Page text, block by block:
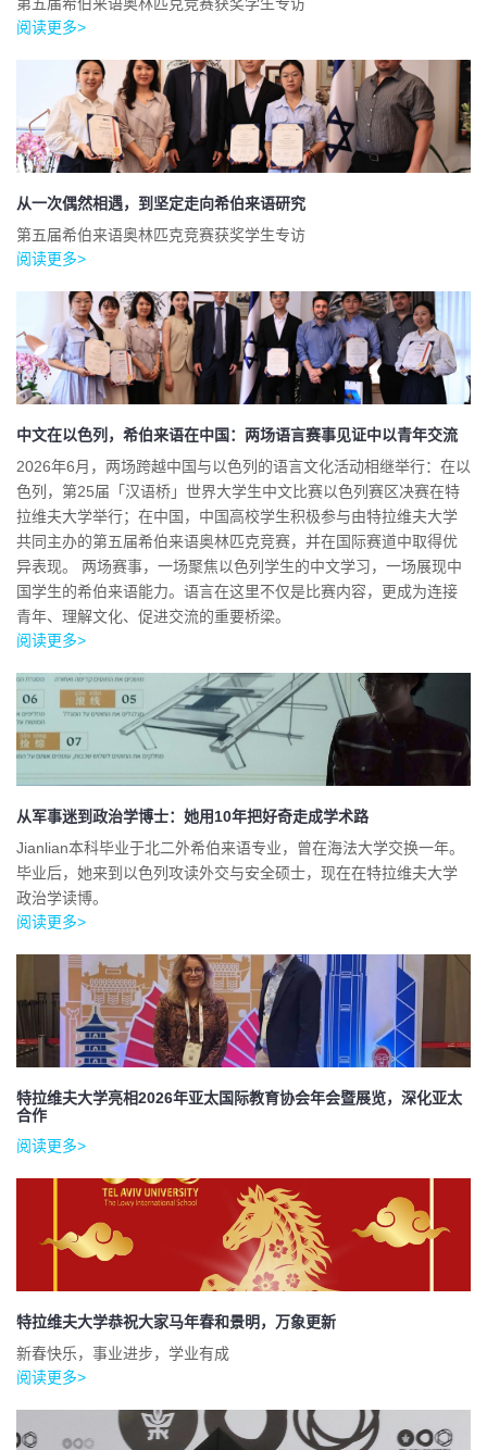
阅读更多>
从一次偶然相遇，到坚定走向希伯来语研究
第五届希伯来语奥林匹克竞赛获奖学生专访
阅读更多>
中文在以色列，希伯来语在中国：两场语言赛事见证中以青年交流
2026年6月，两场跨越中国与以色列的语言文化活动相继举行：在以
色列，第25届「汉语桥」世界大学生中文比赛以色列赛区决赛在特
拉维夫大学举行；在中国，中国高校学生积极参与由特拉维夫大学
共同主办的第五届希伯来语奥林匹克竞赛，并在国际赛道中取得优
异表现。 两场赛事，一场聚焦以色列学生的中文学习，一场展现中
国学生的希伯来语能力。语言在这里不仅是比赛内容，更成为连接
青年、理解文化、促进交流的重要桥梁。
阅读更多>
从军事迷到政治学博士：她用10年把好奇走成学术路
Jianlian本科毕业于北二外希伯来语专业，曾在海法大学交换一年。
毕业后，她来到以色列攻读外交与安全硕士，现在在特拉维夫大学
政治学读博。
阅读更多>
特拉维夫大学亮相2026年亚太国际教育协会年会暨展览，深化亚太
合作
阅读更多>
特拉维夫大学恭祝大家马年春和景明，万象更新
新春快乐，事业进步，学业有成
阅读更多>